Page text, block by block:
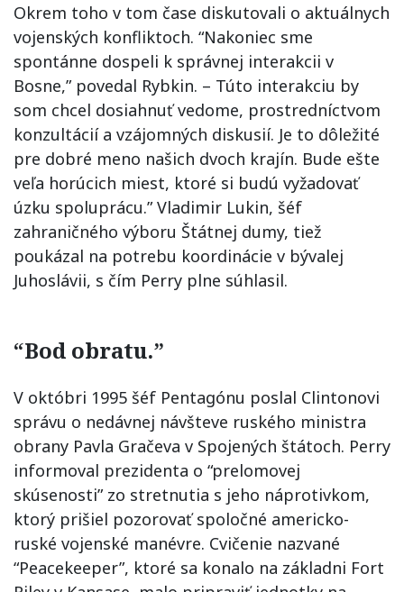
Okrem toho v tom čase diskutovali o aktuálnych
vojenských konfliktoch. “Nakoniec sme
spontánne dospeli k správnej interakcii v
Bosne,” povedal Rybkin. – Túto interakciu by
som chcel dosiahnuť vedome, prostredníctvom
konzultácií a vzájomných diskusií. Je to dôležité
pre dobré meno našich dvoch krajín. Bude ešte
veľa horúcich miest, ktoré si budú vyžadovať
úzku spoluprácu.” Vladimir Lukin, šéf
zahraničného výboru Štátnej dumy, tiež
poukázal na potrebu koordinácie v bývalej
Juhoslávii, s čím Perry plne súhlasil.
“Bod obratu.”
V októbri 1995 šéf Pentagónu poslal Clintonovi
správu o nedávnej návšteve ruského ministra
obrany Pavla Gračeva v Spojených štátoch. Perry
informoval prezidenta o “prelomovej
skúsenosti” zo stretnutia s jeho náprotivkom,
ktorý prišiel pozorovať spoločné americko-
ruské vojenské manévre. Cvičenie nazvané
“Peacekeeper”, ktoré sa konalo na základni Fort